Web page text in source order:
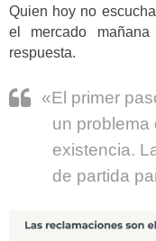
Quien hoy no
el mercado
respuesta.
«El primer
un problema
existencia.
de partida